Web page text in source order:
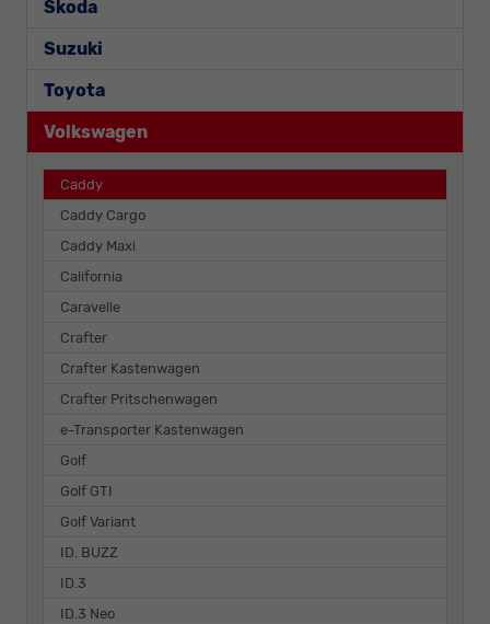
Skoda
Suzuki
Toyota
Volkswagen
Caddy
Caddy Cargo
Caddy Maxi
California
Caravelle
Crafter
Crafter Kastenwagen
Crafter Pritschenwagen
e-Transporter Kastenwagen
Golf
Golf GTI
Golf Variant
ID. BUZZ
ID.3
ID.3 Neo